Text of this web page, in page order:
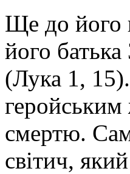
Ще до його
його
(Лука 1, 15).
смертю.
світич,